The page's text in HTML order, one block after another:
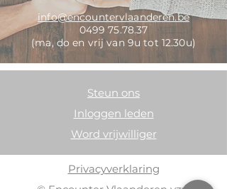
info@encountervlaanderen.be
0499 75.78.37
(ma, do en vrij van 9u tot 12.30u)
Steun ons
Inloggen leden
Word vrijwilliger
Privacyverklaring